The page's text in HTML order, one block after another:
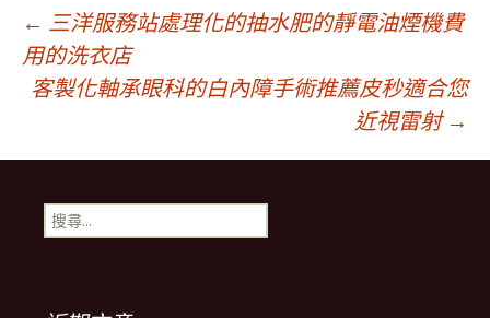
文
章
導
覽
← 三洋服務站處理化的抽水肥的靜電油煙機費
用的洗衣店
客製化軸承眼科的白內障手術推薦皮秒適合您
近視雷射 →
搜
尋